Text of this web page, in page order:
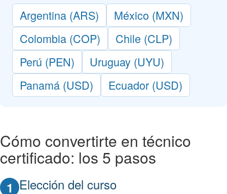
Argentina (ARS)
México (MXN)
Colombia (COP)
Chile (CLP)
Perú (PEN)
Uruguay (UYU)
Panamá (USD)
Ecuador (USD)
Cómo convertirte en técnico
certificado: los 5 pasos
1 Elección del curso